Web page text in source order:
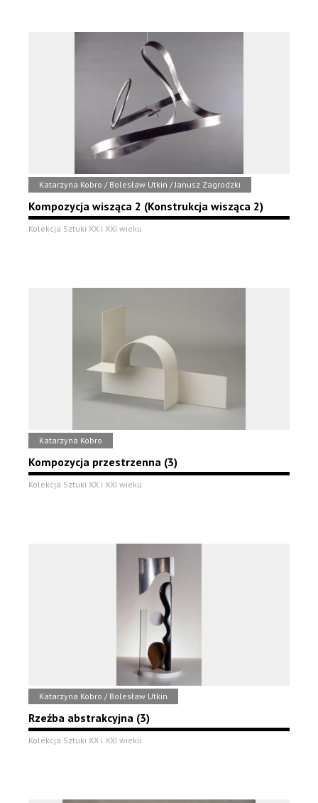
Katarzyna Kobro / Bolesław Utkin / Janusz Zagrodzki
Kompozycja wisząca 2 (Konstrukcja wisząca 2)
Kolekcja Sztuki XX i XXI wieku
Katarzyna Kobro
Kompozycja przestrzenna (3)
Kolekcja Sztuki XX i XXI wieku
Katarzyna Kobro / Bolesław Utkin
Rzeźba abstrakcyjna (3)
Kolekcja Sztuki XX i XXI wieku